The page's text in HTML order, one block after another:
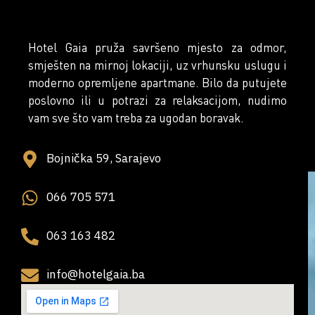
Hotel Gaia pruža savršeno mjesto za odmor,
smješten na mirnoj lokaciji, uz vrhunsku uslugu i
moderno opremljene apartmane. Bilo da putujete
poslovno ili u potrazi za relaksacijom, nudimo
vam sve što vam treba za ugodan boravak.
Bojnička 59, Sarajevo
066 705 571
063 163 482
info@hotelgaia.ba